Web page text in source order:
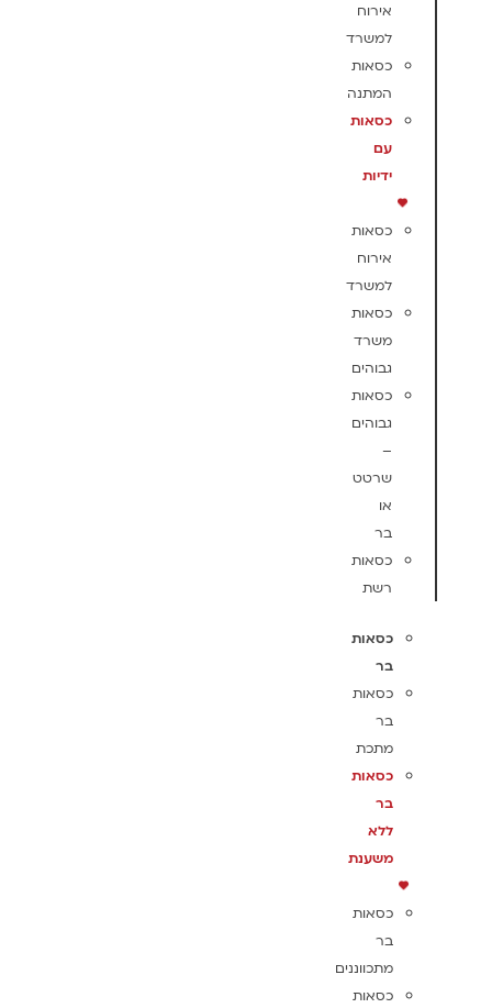
אירוח
למשרד
כסאות
המתנה
כסאות
עם
ידיות
כסאות
אירוח
למשרד
כסאות
משרד
גבוהים
כסאות
גבוהים
–
שרטט
או
בר
כסאות
רשת
כסאות
בר
כסאות
בר
מתכת
כסאות
בר
ללא
משענת
כסאות
בר
מתכווננים
כסאות